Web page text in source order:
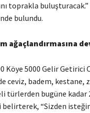
toprakla buluşturacak.”
bulundu.
ağaçlandırmasına
Köye 5000 Gelir Getirici
ceviz, badem, kestane,
türlerden bugüne kadar
“Sizden